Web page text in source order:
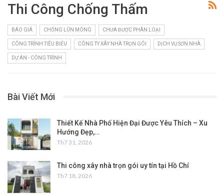
Thi Công Chống Thấm
BÁO GIÁ CHỐNG LÚN MÓNG CHƯA ĐƯỢC PHÂN LOẠI
CÔNG TRÌNH TIÊU BIỂU CÔNG TY XÂY NHÀ TRỌN GÓI DỊCH VỤ SƠN NHÀ
DỰ ÁN - CÔNG TRÌNH
Bài Viết Mới
Thiết Kế Nhà Phố Hiện Đại Được Yêu Thích – Xu
Hướng Đẹp,…
Th7 31, 2026
Thi công xây nhà trọn gói uy tín tại Hồ Chí
Th7 18, 2026